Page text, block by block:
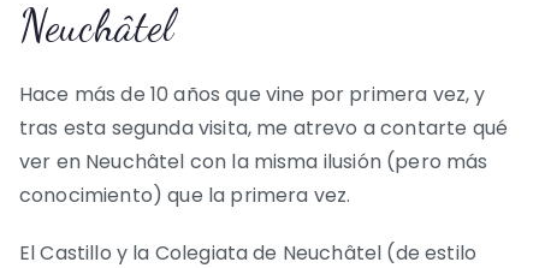
Neuchâtel
Hace más de 10 años que vine por primera vez, y
tras esta segunda visita, me atrevo a contarte qué
ver en Neuchâtel con la misma ilusión (pero más
conocimiento) que la primera vez.
El Castillo y la Colegiata de Neuchâtel (de estilo